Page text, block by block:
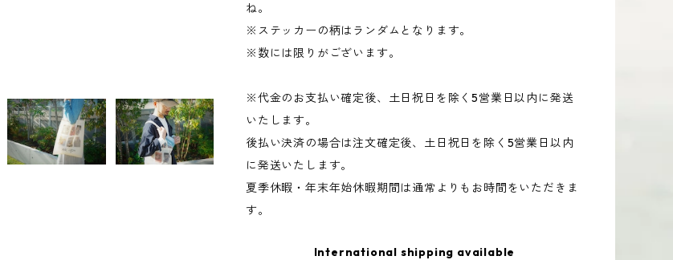
ね。
※ステッカーの柄はランダムとなります。
※数には限りがございます。
※代金のお支払い確定後、土日祝日を除く5営業日以内に発送
いたします。
後払い決済の場合は注文確定後、土日祝日を除く5営業日以内
に発送いたします。
夏季休暇・年末年始休暇期間は通常よりもお時間をいただきま
す。
International shipping available